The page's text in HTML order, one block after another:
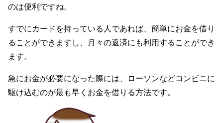
のは便利ですね。
すでにカードを持っている人であれば、簡単にお金を借り
ることができますし、月々の返済にも利用することができ
ます。
急にお金が必要になった際には、ローソンなどコンビニに
駆け込むのが最も早くお金を借りる方法です。